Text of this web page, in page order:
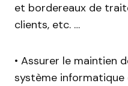
et bordereaux de
clients, etc. …
• Assurer le maintien
système